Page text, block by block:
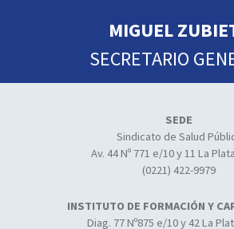
MIGUEL
SECRETARIO
SEDE
Sindicato de Salud
Av. 44 Nº 771 e/10 y 11 La
(0221) 422-9979
INSTITUTO DE FORMACIÓN Y
Diag. 77 Nº875 e/10 y 42 La